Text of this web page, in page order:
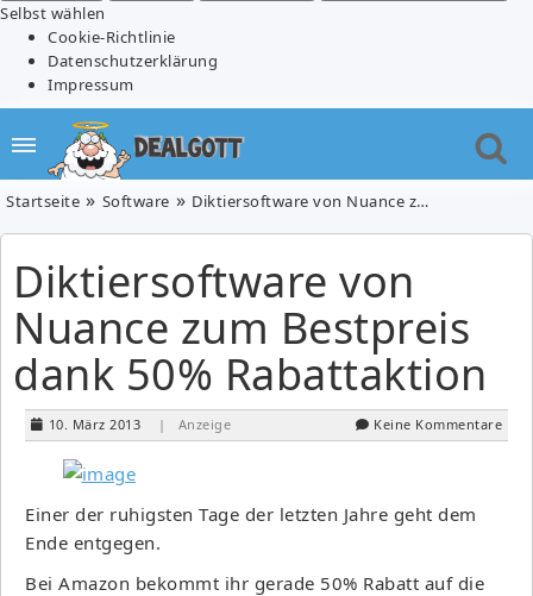
Selbst wählen
Cookie-Richtlinie
Datenschutzerklärung
Impressum
Startseite Software Diktiersoftware von Nuance zum Bestpreis dank 50% Rabattaktion
Diktiersoftware von
Nuance zum Bestpreis
dank 50% Rabattaktion
10. März 2013 | Anzeige Keine Kommentare
Einer der ruhigsten Tage der letzten Jahre geht dem
Ende entgegen.
Bei Amazon bekommt ihr gerade 50% Rabatt auf die